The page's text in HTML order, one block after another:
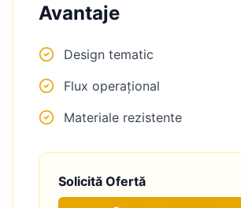
Avantaje
Design tematic
Flux operațional
Materiale rezistente
Solicită Ofertă